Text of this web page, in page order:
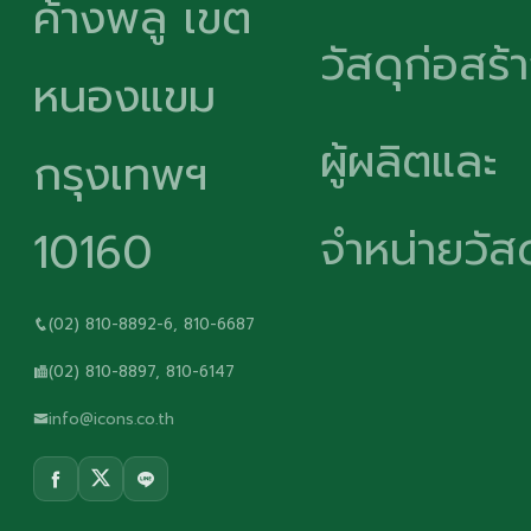
ค้างพลู เขต
หนองแขม
กรุงเทพฯ
10160
(02) 810-8892-6, 810-6687
(02) 810-8897, 810-6147
info@icons.co.th
วัสดุก่อสร้
ผู้ผลิตและ
จำหน่ายวั